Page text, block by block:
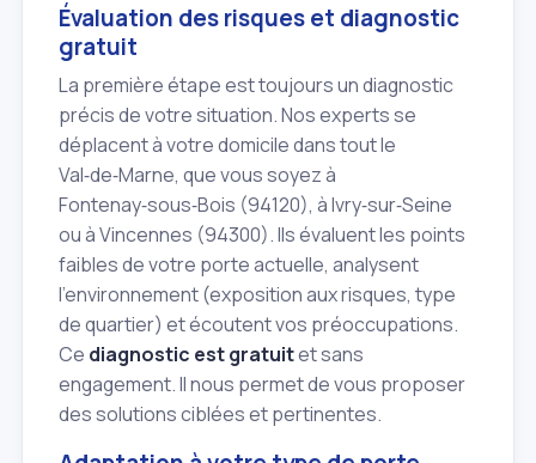
Évaluation des risques et diagnostic
gratuit
La première étape est toujours un diagnostic
précis de votre situation. Nos experts se
déplacent à votre domicile dans tout le
Val‑de‑Marne, que vous soyez à
Fontenay‑sous‑Bois (94120), à Ivry‑sur‑Seine
ou à Vincennes (94300). Ils évaluent les points
faibles de votre porte actuelle, analysent
l'environnement (exposition aux risques, type
de quartier) et écoutent vos préoccupations.
Ce diagnostic est gratuitet sans
engagement. Il nous permet de vous proposer
des solutions ciblées et pertinentes.